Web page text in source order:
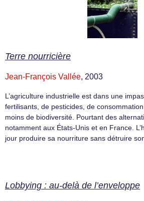
Terre nourricière
Jean-François Vallée, 2003
L’agriculture industrielle est dans une
fertilisants, de pesticides, de
moins de biodiversité. Pourtant des
notamment aux États-Unis et en France.
jour produire sa nourriture sans détruire
Lobbying : au-delà de l’enveloppe